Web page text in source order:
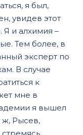
я был,
увидев этот
Я и алхимия –
Тем более, в
эксперт по
В случае
к
мне в
я вышел
Рысев,